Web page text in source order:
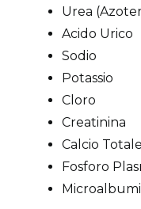
Urea
Acido Urico
Sodio
Potassio
Cloro
Creatinina
Calcio Totale
Fosforo